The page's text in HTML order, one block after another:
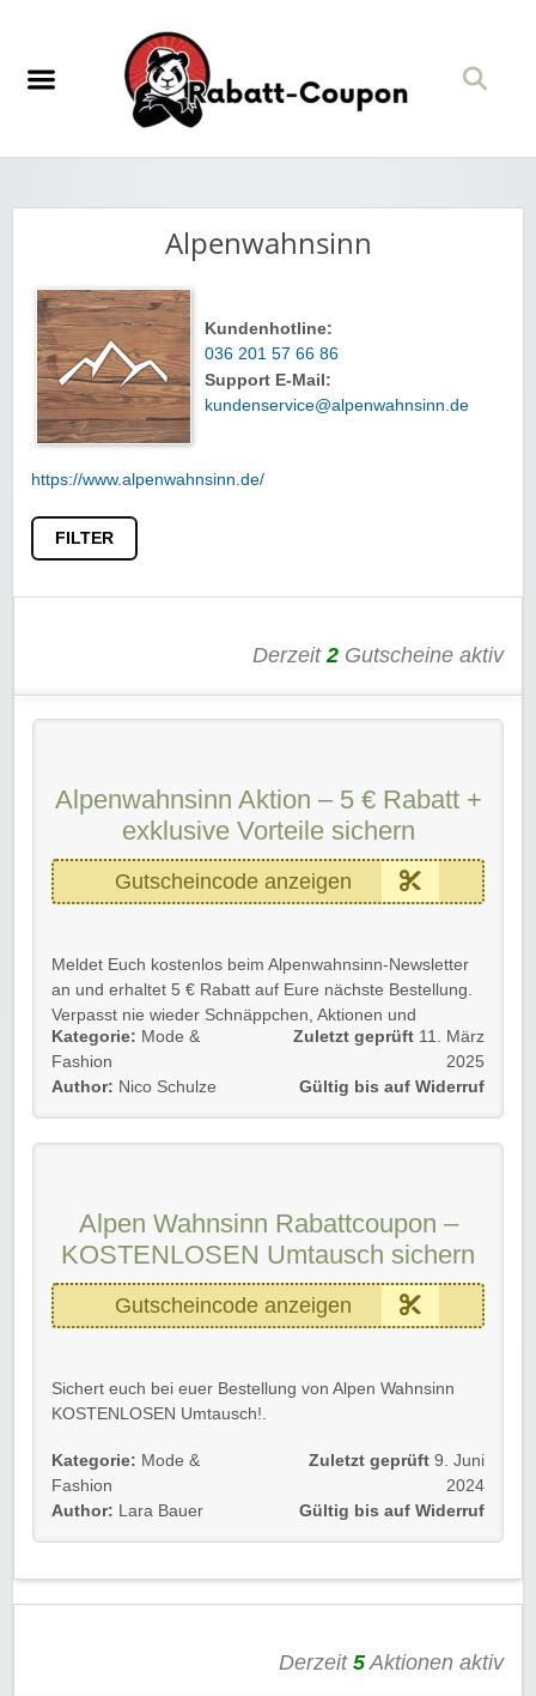
Alpenwahnsinn
Kundenhotline:
036 201 57 66 86
Support E-Mail:
kundenservice@alpenwahnsinn.de
https://www.alpenwahnsinn.de/
FILTER
Derzeit 2 Gutscheine aktiv
Alpenwahnsinn Aktion – 5 € Rabatt +
exklusive Vorteile sichern
Gutscheincode anzeigen
Meldet Euch kostenlos beim Alpenwahnsinn-Newsletter
an und erhaltet 5 € Rabatt auf Eure nächste Bestellung.
Verpasst nie wieder Schnäppchen, Aktionen und
EXKLUSIVE Rabatte!
Gültig für Neu- und Bestandskunden, bis auf Widerruf.
Kategorie: Mode &
Fashion
Author: Nico Schulze
Zuletzt geprüft 11. März
2025
Gültig bis auf Widerruf
Alpen Wahnsinn Rabattcoupon –
KOSTENLOSEN Umtausch sichern
Gutscheincode anzeigen
Sichert euch bei euer Bestellung von Alpen Wahnsinn
KOSTENLOSEN Umtausch!.
Einfach über das Retourenportal auf der Webseite eure
Bestellung zurücksenden.
Kategorie: Mode &
Fashion
Author: Lara Bauer
Zuletzt geprüft 9. Juni
2024
Gültig bis auf Widerruf
Derzeit 5Aktionen aktiv